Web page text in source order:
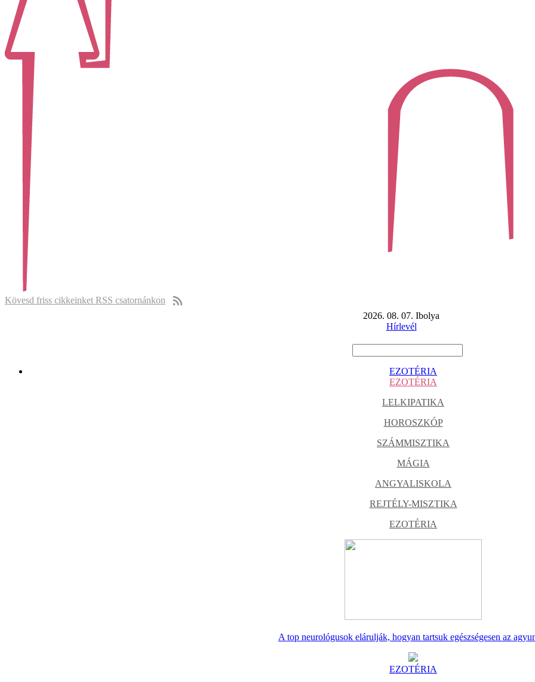
Kövesd friss cikkeinket RSS csatornánkon
2026. 08. 07. Ibolya
Hírlevél
EZOTÉRIA
EZOTÉRIA
LELKIPATIKA
HOROSZKÓP
SZÁMMISZTIKA
MÁGIA
ANGYALISKOLA
REJTÉLY-MISZTIKA
EZOTÉRIA
A top neurológusok elárulják, hogyan tartsuk egészségesen az
EZOTÉRIA